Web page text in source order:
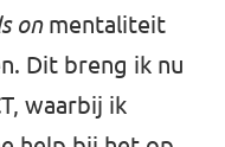
onmentaliteit
Dit breng ik nu
waarbij ik